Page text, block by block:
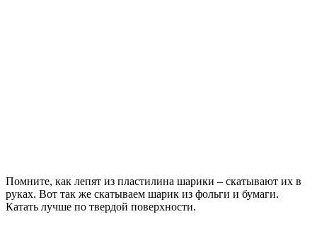
Помните, как лепят из пластилина шарики – скатывают их в
руках. Вот так же скатываем шарик из фольги и бумаги.
Катать лучше по твердой поверхности.